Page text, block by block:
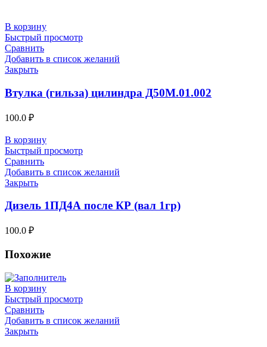
В корзину
Быстрый просмотр
Сравнить
Добавить в список желаний
Закрыть
Втулка (гильза) цилиндра Д50М.01.002
100.0 ₽
В корзину
Быстрый просмотр
Сравнить
Добавить в список желаний
Закрыть
Дизель 1ПД4А после КР (вал 1гр)
100.0 ₽
Похожие
В корзину
Быстрый просмотр
Сравнить
Добавить в список желаний
Закрыть